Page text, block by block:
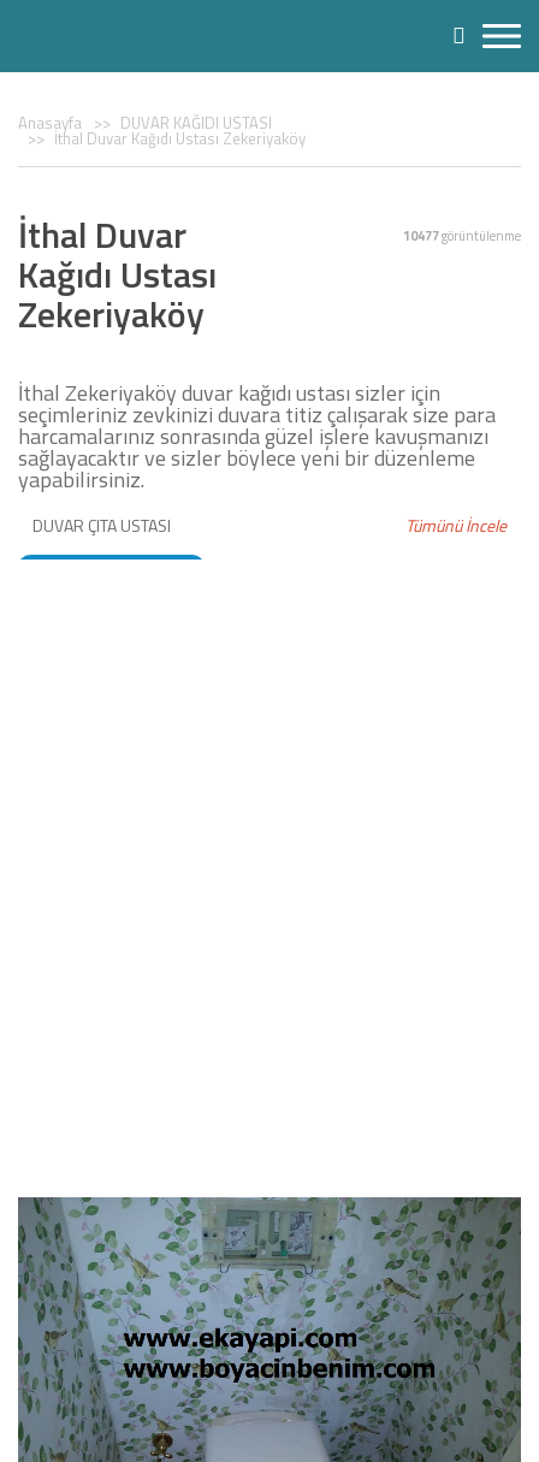
Anasayfa DUVAR KAĞIDI USTASI
İthal Duvar Kağıdı Ustası Zekeriyaköy
İthal Duvar
Kağıdı Ustası
Zekeriyaköy
10477görüntülenme
İthal Zekeriyaköy duvar kağıdı ustası sizler için
seçimleriniz zevkinizi duvara titiz çalışarak size para
harcamalarınız sonrasında güzel işlere kavuşmanızı
sağlayacaktır ve sizler böylece yeni bir düzenleme
yapabilirsiniz.
DUVAR ÇITA USTASI Tümünü İncele